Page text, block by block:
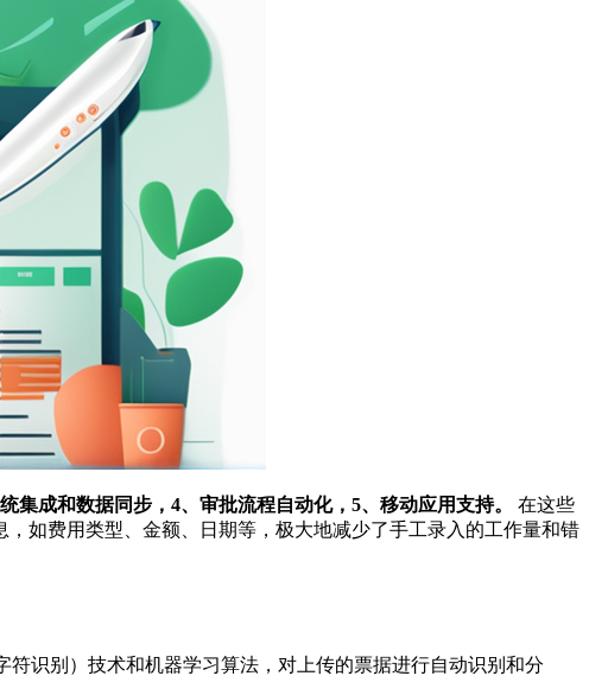
集成和数据同步，4、审批流程自动化，5、移动应用支持。
在这些
如费用类型、金额、日期等，极大地减少了手工录入的工作量和错
识别）技术和机器学习算法，对上传的票据进行自动识别和分